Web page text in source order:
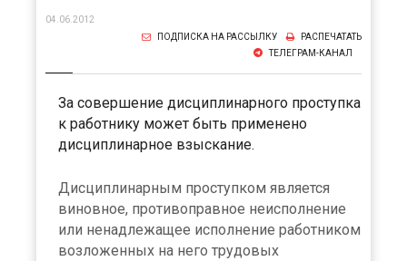
04.06.2012
РАСПЕЧАТАТЬ
ПОДПИСКА НА РАССЫЛКУ
ТЕЛЕГРАМ-КАНАЛ
За совершение дисциплинарного проступка
к работнику может быть применено
дисциплинарное взыскание.
Дисциплинарным проступком является
виновное, противоправное неисполнение
или ненадлежащее исполнение работником
возложенных на него трудовых